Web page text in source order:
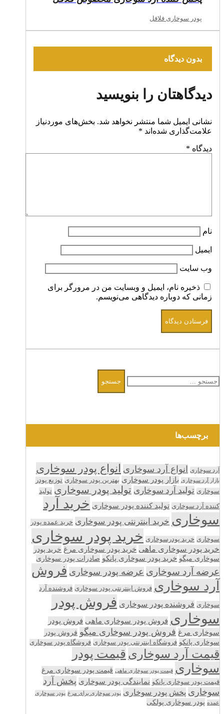
پودر سوخاری فلافل
بدون دیدگاه
دیدگاهتان را بنویسید
نشانی ایمیل شما منتشر نخواهد شد. بخش‌های موردنیاز
علامت‌گذاری شده‌اند *
دیدگاه *
نام
ایمیل
وب‌ سایت
ذخیره نام، ایمیل و وبسایت من در مرورگر برای
زمانی که دوباره دیدگاهی می‌نویسم.
برای:
برچسب‌ها
آرد سوخاری انواع آرد سوخاری انواع پودر سوخاری
بازار آرد سوخاری بازار پودر سوخاری بهترین پودر سوخاری توزیع پودر
سوخاری تولید آرد سوخاری تولید پودر سوخاری تولید
کننده آرد سوخاری تولید کننده پودر سوخاری خرید آرد
سوخاری خرید اینترنتی پودر سوخاری خرید عمده پودر
سوخاری خرید پودرسوخاری خرید پودر سوخاری
خرید پودر سوخاری ماهی خرید پودر سوخاری مرغ خرید پودر
سوخاری میگو خرید پودر سوخاری پانکو صادرات پودر سوخاری
عرضه آرد سوخاری عرضه پودر سوخاری فروش
آرد سوخاری فروش اینترنتی پودر سوخاری فروشنده آرد
سوخاری فروشنده پودر سوخاری فروش پودر
سوخاری فروش پودر سوخاری ماهی فروش پودر
سوخاری مرغ فروش پودر سوخاری میگو فروش پودر
سوخاری پانکو فروشگاه اینترنتی پودر سوخاری فروشگاه پودر سوخاری
قیمت آرد سوخاری قیمت پودر
سوخاری قیمت پودر سوخاری ماهی قیمت پودر سوخاری مرغ
قیمت پودر سوخاری پانکو نمایندگی پودر سوخاری پخش آرد
سوخاری پخش پودر سوخاری پودر سوخاری برای مرغ پودر سوخاری
عمده پودر سوخاری پولکی